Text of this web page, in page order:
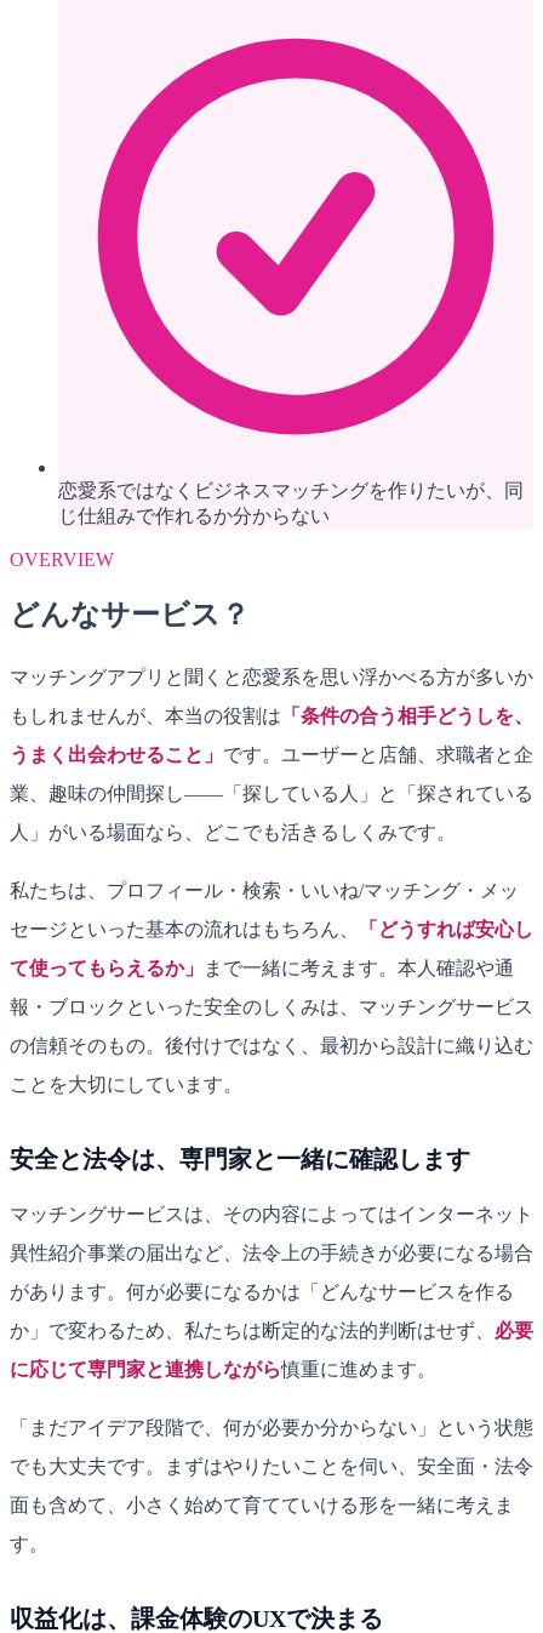
恋愛系ではなくビジネスマッチングを作りたいが、同
じ仕組みで作れるか分からない
OVERVIEW
どんなサービス？
マッチングアプリと聞くと恋愛系を思い浮かべる方が多いか
もしれませんが、本当の役割は 「条件の合う相手どうしを、
うまく出会わせること」 です。ユーザーと店舗、求職者と企
業、趣味の仲間探し——「探している人」と「探されている
人」がいる場面なら、どこでも活きるしくみです。
私たちは、プロフィール・検索・いいね/マッチング・メッ
セージといった基本の流れはもちろん、
「どうすれば安心し
て使ってもらえるか」
まで一緒に考えます。本人確認や通
報・ブロックといった安全のしくみは、マッチングサービス
の信頼そのもの。後付けではなく、最初から設計に織り込む
ことを大切にしています。
安全と法令は、専門家と一緒に確認します
マッチングサービスは、その内容によってはインターネット
異性紹介事業の届出など、法令上の手続きが必要になる場合
があります。何が必要になるかは「どんなサービスを作る
か」で変わるため、私たちは断定的な法的判断はせず、 必要
に応じて専門家と連携しながら慎重に進めます。
「まだアイデア段階で、何が必要か分からない」という状態
でも大丈夫です。まずはやりたいことを伺い、安全面・法令
面も含めて、小さく始めて育てていける形を一緒に考えま
す。
収益化は、課金体験のUXで決まる